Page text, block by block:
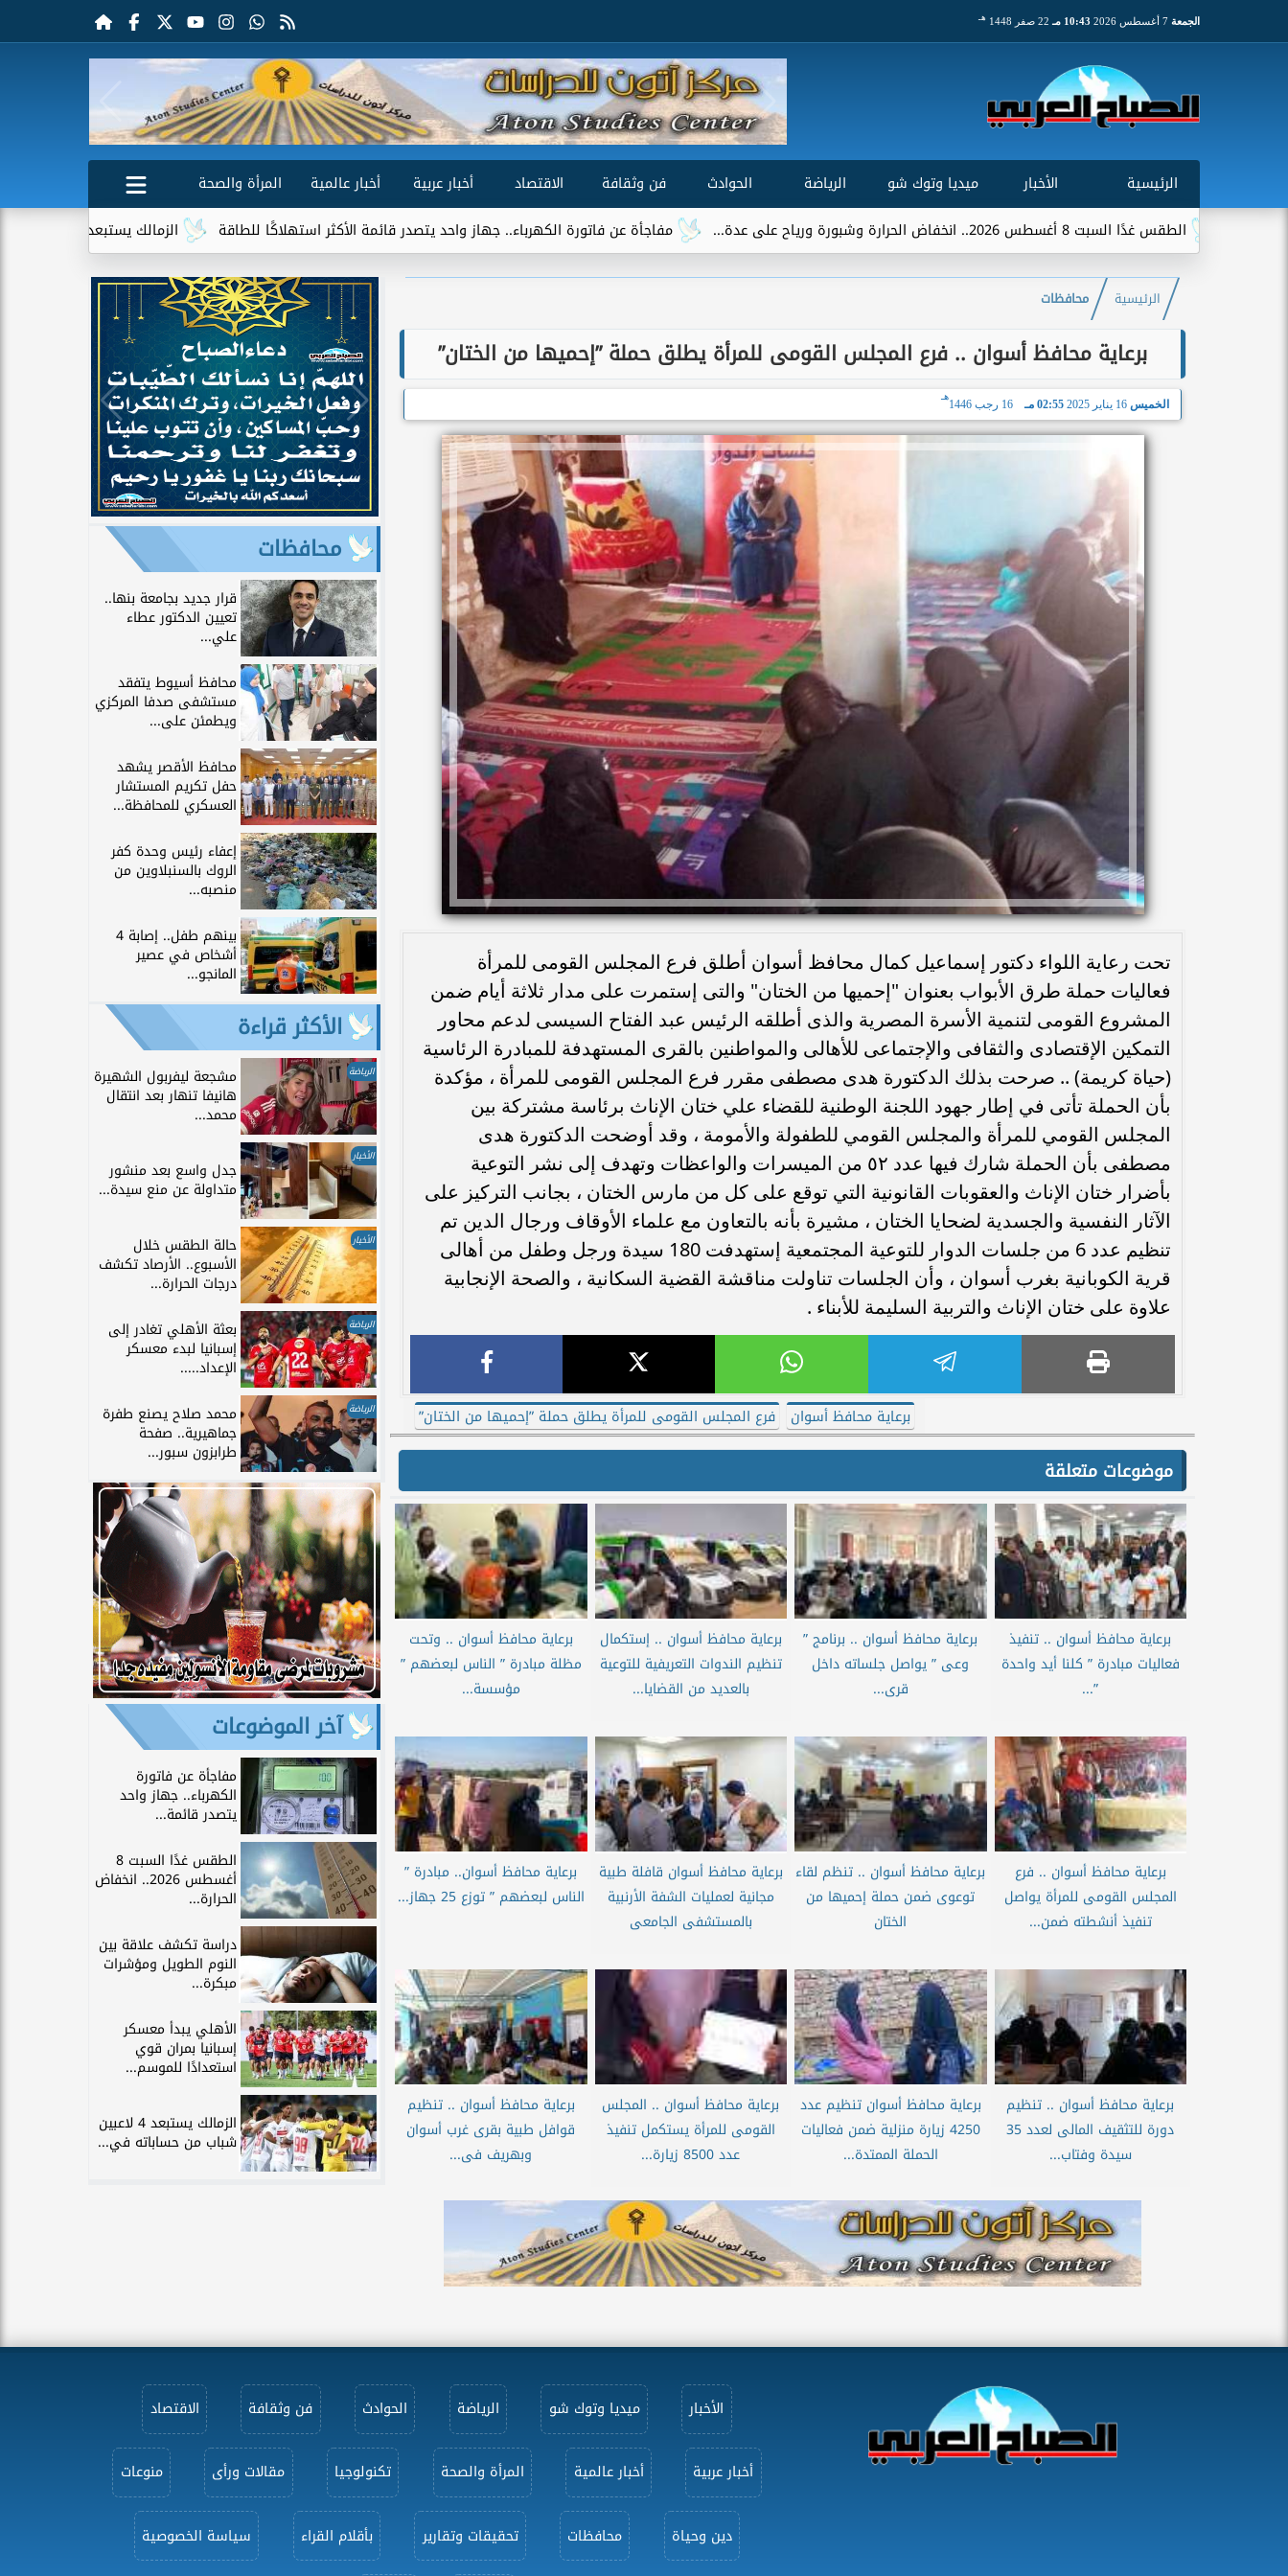
الجمعة 10:43 مـ 22 صفر 1448 هـ
الرئيسية الأخبار ميديا وتوك شو الرياضة الحوادث فن وثقافة الاقتصاد أخبار عربية أخبار عالمية
المرأة والصحة
الزمالك يستبعد 4 لاعبين شباب من حساباته في الموسم الجديد
مفاجأة عن فاتورة الكهرباء.. جهاز واحد يتصدر قائمة الأكثر استهلاكًا للطاقة الطقس غدًا السبت 8 أغسطس 2026.. انخفاض الحرارة وشبورة ورياح على عدة...
الرئيسية محافظات
برعاية محافظ أسوان .. فرع المجلس القومى للمرأة يطلق حملة ”إحميها من الختان”
الخميس 16 يناير 2025 02:55 مـ 16 رجب 1446
هـ
تحت رعاية اللواء دكتور إسماعيل كمال محافظ أسوان أطلق فرع المجلس القومى للمرأة
فعاليات حملة طرق الأبواب بعنوان "إحميها من الختان" والتى إستمرت على مدار ثلاثة أيام ضمن
المشروع القومى لتنمية الأسرة المصرية والذى أطلقه الرئيس عبد الفتاح السيسى لدعم محاور
التمكين الإقتصادى والثقافى والإجتماعى للأهالى والمواطنين بالقرى المستهدفة للمبادرة الرئاسية
(حياة كريمة) .. صرحت بذلك الدكتورة هدى مصطفى مقرر فرع المجلس القومى للمرأة ، مؤكدة
بأن الحملة تأتى في إطار جهود اللجنة الوطنية للقضاء علي ختان الإناث برئاسة مشتركة بين
المجلس القومي للمرأة والمجلس القومي للطفولة والأمومة ، وقد أوضحت الدكتورة هدى
مصطفى بأن الحملة شارك فيها عدد ٥٢ من الميسرات والواعظات وتهدف إلى نشر التوعية
بأضرار ختان الإناث والعقوبات القانونية التي توقع على كل من مارس الختان ، بجانب التركيز على
الآثار النفسية والجسدية لضحايا الختان ، مشيرة بأنه بالتعاون مع علماء الأوقاف ورجال الدين تم
تنظيم عدد 6 من جلسات الدوار للتوعية المجتمعية إستهدفت 180 سيدة ورجل وطفل من أهالى
قرية الكوبانية بغرب أسوان ، وأن الجلسات تناولت مناقشة القضية السكانية ، والصحة الإنجابية
علاوة على ختان الإناث والتربية السليمة للأبناء .
برعاية محافظ أسوان فرع المجلس القومى للمرأة يطلق حملة ”إحميها من الختان”
موضوعات متعلقة
برعاية محافظ أسوان .. تنفيذ
فعاليات مبادرة ” كلنا أيد واحدة
”...
برعاية محافظ أسوان .. برنامج ”
وعى ” يواصل جلساته داخل
قرى...
برعاية محافظ أسوان .. إستكمال
تنظيم الندوات التعريفية للتوعية
بالعديد من القضايا...
برعاية محافظ أسوان .. وتحت
مظلة مبادرة ” الناس لبعضهم ”
مؤسسة...
برعاية محافظ أسوان .. فرع
المجلس القومى للمرأة يواصل
تنفيذ أنشطته ضمن...
برعاية محافظ أسوان .. تنظم لقاء
توعوى ضمن حملة إحميها من
الختان
برعاية محافظ أسوان قافلة طبية
مجانية لعمليات الشفة الأرنبية
بالمستشفى الجامعى
برعاية محافظ أسوان.. مبادرة ”
الناس لبعضهم ” توزع 25 جهاز...
برعاية محافظ أسوان .. تنظيم
دورة للتثقيف المالى لعدد 35
سيدة وفتاب...
برعاية محافظ أسوان تنظيم عدد
4250 زيارة منزلية ضمن فعاليات
الحملة الممتدة...
برعاية محافظ أسوان .. المجلس
القومى للمرأة يستكمل تنفيذ
عدد 8500 زيارة...
برعاية محافظ أسوان .. تنظيم
قوافل طبية بقرى غرب أسوان
وبهريف فى...
محافظات
قرار جديد بجامعة بنها..
تعيين الدكتور عطاء
علي...
محافظ أسيوط يتفقد
مستشفى صدفا المركزي
ويطمئن على...
محافظ الأقصر يشهد
حفل تكريم المستشار
العسكري للمحافظة...
إعفاء رئيس وحدة كفر
الروك بالسنبلاوين من
منصبه...
بينهم طفل.. إصابة 4
أشخاص في عصير
المانجو...
الأكثر قراءة
الرياضة مشجعة ليفربول الشهيرة
هانيفا تنهار بعد انتقال
محمد...
الأخبار
جدل واسع بعد منشور
متداولة عن منع سيدة...
الأخبار حالة الطقس خلال
الأسبوع.. الأرصاد تكشف
درجات الحرارة...
الرياضة بعثة الأهلي تغادر إلى
إسبانيا لبدء معسكر
الإعداد.....
الرياضة محمد صلاح يصنع طفرة
جماهيرية.. صفحة
طرابزون سبور...
آخر الموضوعات
مفاجأة عن فاتورة
الكهرباء.. جهاز واحد
يتصدر قائمة...
الطقس غدًا السبت 8
أغسطس 2026.. انخفاض
الحرارة...
دراسة تكشف علاقة بين
النوم الطويل ومؤشرات
مبكرة...
الأهلي يبدأ معسكر
إسبانيا بمران قوي
استعدادًا للموسم...
الزمالك يستبعد 4 لاعبين
شباب من حساباته في...
الأخبار ميديا وتوك شو الرياضة الحوادث فن وثقافة الاقتصاد
أخبار عربية أخبار عالمية المرأة والصحة تكنولوجيا مقالات ورأى منوعات
دين وحياة محافظات تحقيقات وتقارير بأقلام القراء سياسة الخصوصية